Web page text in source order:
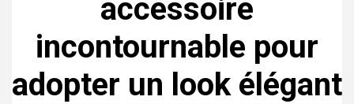
accessoire
incontournable pour
adopter un look élégant